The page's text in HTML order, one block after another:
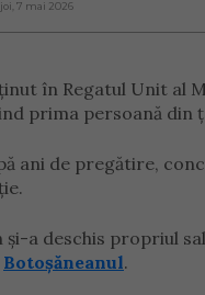
7 mai 2026
în Regatul Unit al
prima persoană din
ani de pregătire,
și-a deschis propriul
Botoșăneanul.